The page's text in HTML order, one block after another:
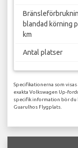
blandad körning
km
Antal platser
Specifikationerna som
exakta Volkswagen Up-
specifik information bör
Guarulhos Flygplats.